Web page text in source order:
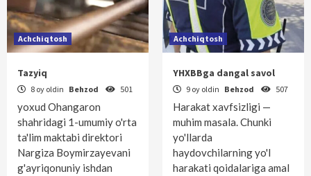
Achchiqtosh
Tazyiq
8 oy oldin Behzod 501
yoxud Ohangaron
shahridagi 1-umumiy o'rta
ta'lim maktabi direktori
Nargiza Boymirzayevani
g'ayriqonuniy ishdan
Achchiqtosh
YHXBBga dangal savol
9 oy oldin Behzod 507
Harakat xavfsizligi —
muhim masala. Chunki
yo'llarda
haydovchilarning yo'l
harakati qoidalariga amal